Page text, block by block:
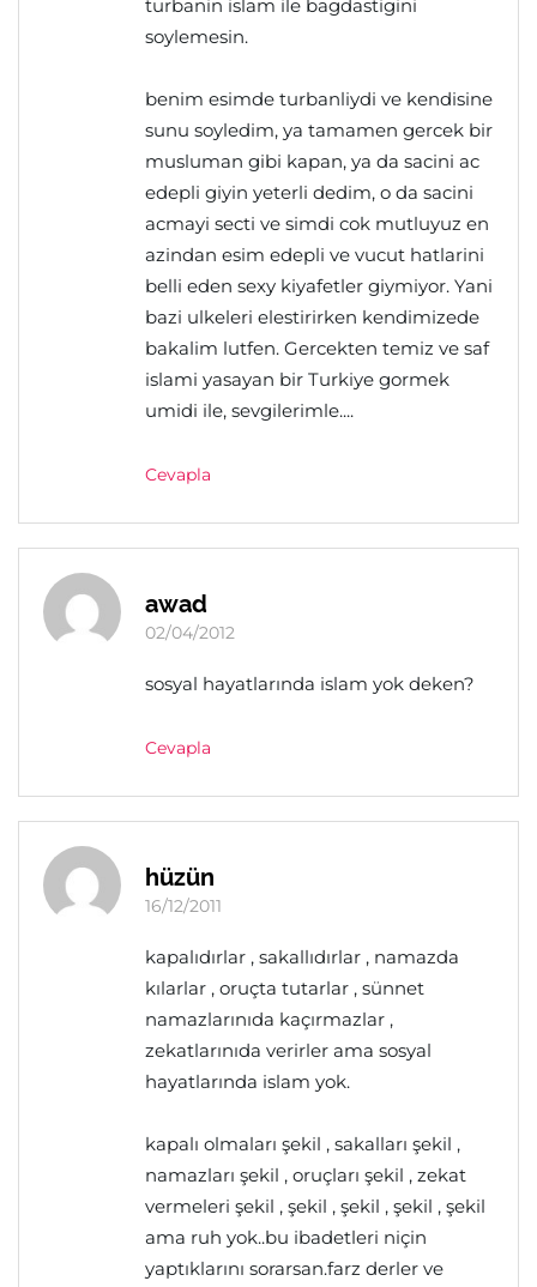
turbanin islam ile bagdastigini
soylemesin.
benim esimde turbanliydi ve kendisine
sunu soyledim, ya tamamen gercek bir
musluman gibi kapan, ya da sacini ac
edepli giyin yeterli dedim, o da sacini
acmayi secti ve simdi cok mutluyuz en
azindan esim edepli ve vucut hatlarini
belli eden sexy kiyafetler giymiyor. Yani
bazi ulkeleri elestirirken kendimizede
bakalim lutfen. Gercekten temiz ve saf
islami yasayan bir Turkiye gormek
umidi ile, sevgilerimle....
Cevapla
awad
02/04/2012
sosyal hayatlarında islam yok deken?
Cevapla
hüzün
16/12/2011
kapalıdırlar , sakallıdırlar , namazda
kılarlar , oruçta tutarlar , sünnet
namazlarınıda kaçırmazlar ,
zekatlarınıda verirler ama sosyal
hayatlarında islam yok.
kapalı olmaları şekil , sakalları şekil ,
namazları şekil , oruçları şekil , zekat
vermeleri şekil , şekil , şekil , şekil , şekil
ama ruh yok..bu ibadetleri niçin
yaptıklarını sorarsan.farz derler ve